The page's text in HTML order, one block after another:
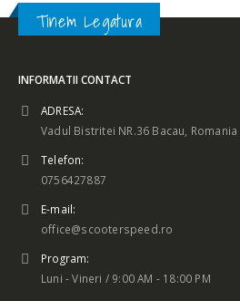
Tinem Legatura
INFORMATII CONTACT
ADRESA:
Vadul Bistritei NR.36 Bacau, Romania
Telefon:
0756427887
E-mail:
office@scooterspeed.ro
Program:
Luni - Vineri / 9:00 AM - 18:00 PM